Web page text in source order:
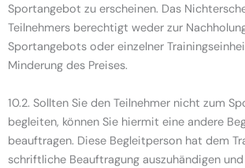
Sportangebot zu erscheinen. Das
Teilnehmers berechtigt weder zur
Sportangebots oder einzelner
Minderung des Preises.
10.2. Sollten Sie den Teilnehmer nicht zum
begleiten, können Sie hiermit eine andere
beauftragen. Diese Begleitperson hat dem
schriftliche Beauftragung auszuhändigen